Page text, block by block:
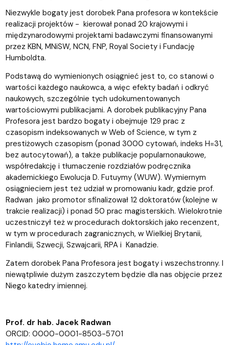
Niezwykle bogaty jest dorobek Pana profesora w kontekście
realizacji projektów - kierował ponad 20 krajowymi i
międzynarodowymi projektami badawczymi finansowanymi
przez KBN, MNiSW, NCN, FNP, Royal Society i Fundację
Humboldta.
Podstawą do wymienionych osiągnieć jest to, co stanowi o
wartości każdego naukowca, a więc efekty badań i odkryć
naukowych, szczególnie tych udokumentowanych
wartościowymi publikacjami. A dorobek publikacyjny Pana
Profesora jest bardzo bogaty i obejmuje 129 prac z
czasopism indeksowanych w Web of Science, w tym z
prestiżowych czasopism (ponad 3000 cytowań, indeks H=31,
bez autocytowań), a także publikacje popularnonaukowe,
współredakcję i tłumaczenie rozdziałów podręcznika
akademickiego Ewolucja D. Futuymy (WUW). Wymiernym
osiągnieciem jest też udział w promowaniu kadr, gdzie prof.
Radwan jako promotor sfinalizował 12 doktoratów (kolejne w
trakcie realizacji) i ponad 50 prac magisterskich. Wielokrotnie
uczestniczył też w procedurach doktorskich jako recenzent,
w tym w procedurach zagranicznych, w Wielkiej Brytanii,
Finlandii, Szwecji, Szwajcarii, RPA i Kanadzie.
Zatem dorobek Pana Profesora jest bogaty i wszechstronny. I
niewątpliwie dużym zaszczytem będzie dla nas objęcie przez
Niego katedry imiennej.
Prof. dr hab. Jacek Radwan
ORCID: 0000-0001-8503-5701